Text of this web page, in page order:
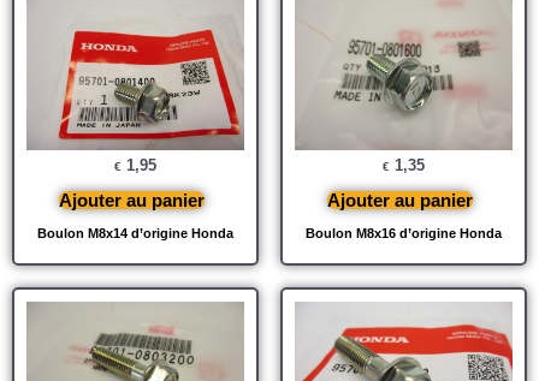
Boulon M8x14 d’origine Honda
€ 1,95
Ajouter au panier
Boulon M8x16 d’origine Honda
€ 1,35
Ajouter au panier